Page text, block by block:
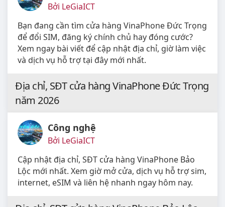
Bởi LeGiaICT
Bạn đang cần tìm cửa hàng VinaPhone Đức Trọng
để đổi SIM, đăng ký chính chủ hay đóng cước?
Xem ngay bài viết để cập nhật địa chỉ, giờ làm việc
và dịch vụ hỗ trợ tại đây mới nhất.